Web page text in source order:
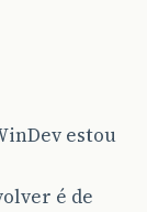
estou
é de